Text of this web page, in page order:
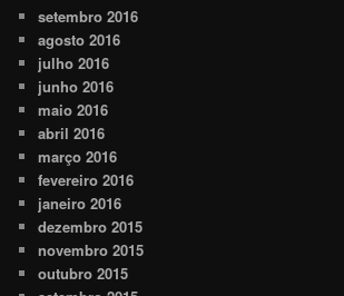
setembro 2016
agosto 2016
julho 2016
junho 2016
maio 2016
abril 2016
março 2016
fevereiro 2016
janeiro 2016
dezembro 2015
novembro 2015
outubro 2015